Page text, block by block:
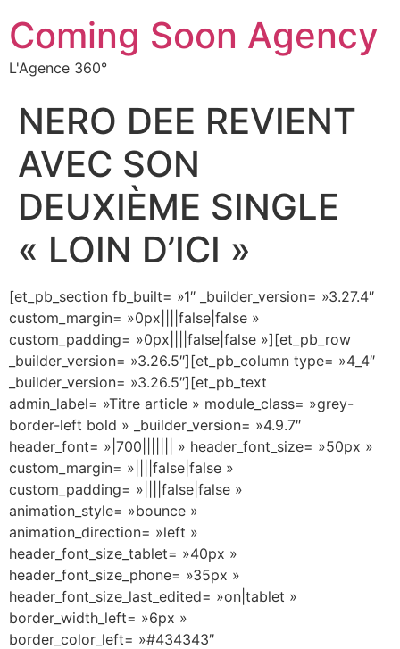
Coming Soon Agency
L'Agence 360°
NERO DEE REVIENT
AVEC SON
DEUXIÈME SINGLE
« LOIN D’ICI »
[et_pb_section fb_built= »1″ _builder_version= »3.27.4″
custom_margin= »0px||||false|false »
custom_padding= »0px||||false|false »][et_pb_row
_builder_version= »3.26.5″][et_pb_column type= »4_4″
_builder_version= »3.26.5″][et_pb_text
admin_label= »Titre article » module_class= »grey-
border-left bold » _builder_version= »4.9.7″
header_font= »|700||||||| » header_font_size= »50px »
custom_margin= »||||false|false »
custom_padding= »||||false|false »
animation_style= »bounce »
animation_direction= »left »
header_font_size_tablet= »40px »
header_font_size_phone= »35px »
header_font_size_last_edited= »on|tablet »
border_width_left= »6px »
border_color_left= »#434343″